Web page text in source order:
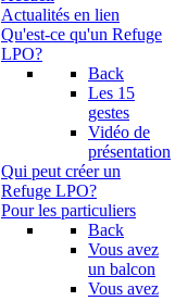
Actualités en lien
Qu'est-ce qu'un Refuge
LPO?
Back
Les 15
gestes
Vidéo de
présentation
Qui peut créer un
Refuge LPO?
Pour les particuliers
Back
Vous avez
un balcon
Vous avez